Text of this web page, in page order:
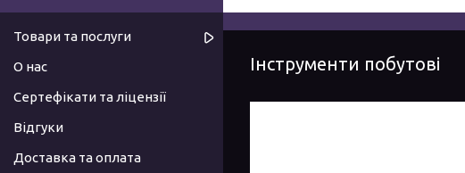
Інструменти побутові
Товари та послуги
О нас
Сертефікати та ліцензії
Відгуки
Доставка та оплата